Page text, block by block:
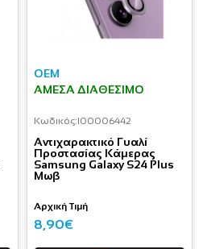
OEM
ΆΜΕΣΑ ΔΙΑΘΈΣΙΜΟ
Κωδικός:I00006442
Aντιχαρακτικό Γυαλί
Προστασίας Κάμερας
Samsung Galaxy S24 Plus
Μωβ
Αρχική Τιμή
8,90€